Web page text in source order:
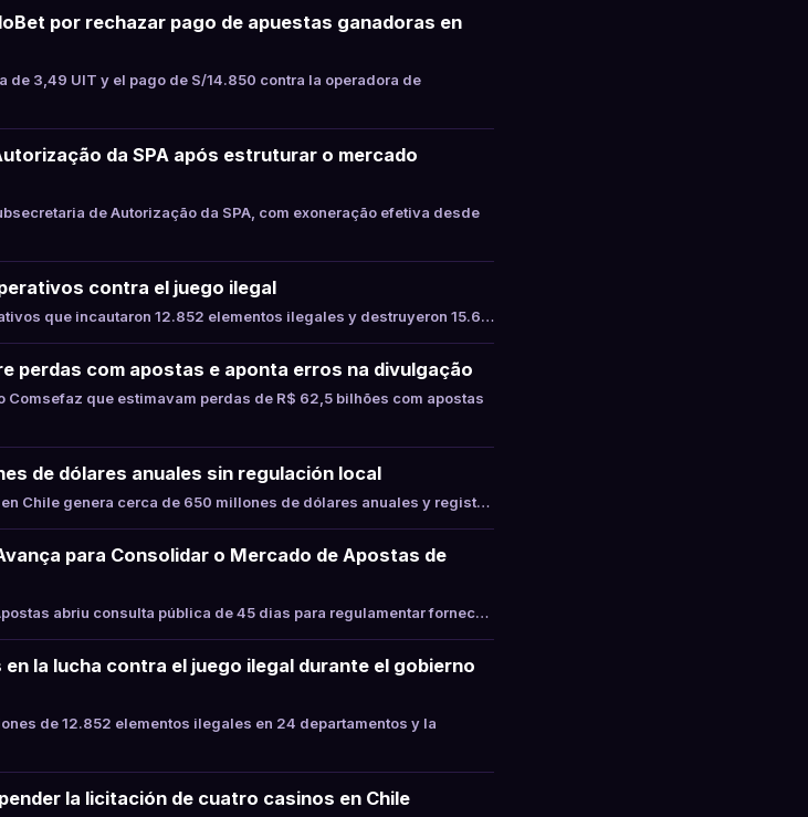
por rechazar pago de apuestas ganadoras en
3,49 UIT y el pago de S/14.850 contra la operadora de
da SPA após estruturar o mercado
de Autorização da SPA, com exoneração efetiva desde
contra el juego ilegal
que incautaron 12.852 elementos ilegales y destruyeron 15.6…
perdas com apostas e aponta erros na divulgação
que estimavam perdas de R$ 62,5 bilhões com apostas
de dólares anuales sin regulación local
Chile genera cerca de 650 millones de dólares anuales y regist…
para Consolidar o Mercado de Apostas de
abriu consulta pública de 45 dias para regulamentar fornec…
la lucha contra el juego ilegal durante el gobierno
de 12.852 elementos ilegales en 24 departamentos y la
la licitación de cuatro casinos en Chile